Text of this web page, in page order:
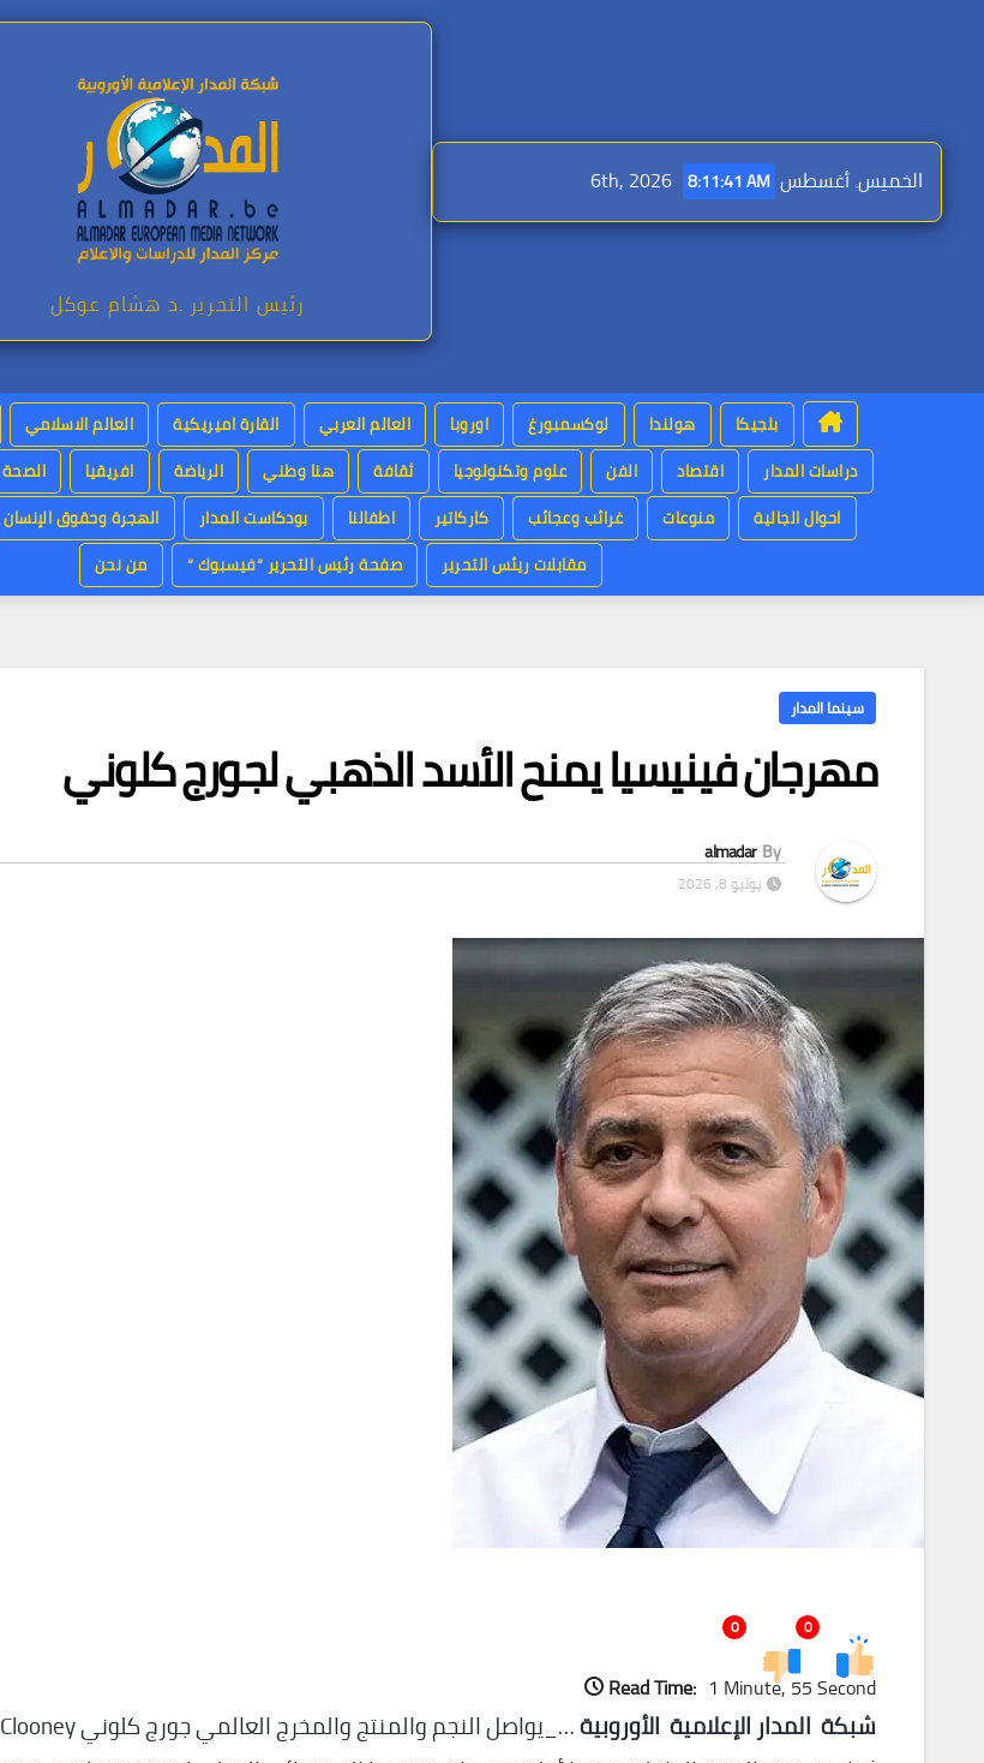
الخميس. أغسطس 6th, 2026 8:11:43 AM
رئيس التحرير .د هشام عوكل
بلجيكا هولندا لوكسمبورغ اوروبا العالم العربي القارة اميريكية العالم الاسلامي
دراسات المدار
اقتصاد الفن علوم وتكنولوجيا ثقافة هنا وطني الرياضة افريقيا الصحة
احوال الجالية
منوعات غرائب وعجائب كاركاتير اطفالنا بودكاست المدار الهجرة وحقوق الإنسان
مقابلات ريئس التحرير
صفحة رئيس التحرير “فيسبوك “ من نحن
سينما المدار
مهرجان فينيسيا يمنح الأسد الذهبي لجورج كلوني
By
almadar
يوليو 8, 2026
0
0
Read Time: 1 Minute, 55 Second
شبكة المدار الإعلامية الأوروبية